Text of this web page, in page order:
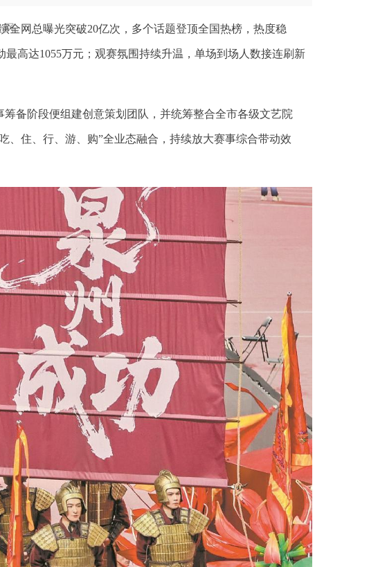
网。
全网总曝光突破20亿次，多个话题登顶全国热榜，热度稳
高达1055万元；观赛氛围持续升温，单场到场人数接连刷新
备阶段便组建创意策划团队，并统筹整合全市各级文艺院
、住、行、游、购”全业态融合，持续放大赛事综合带动效